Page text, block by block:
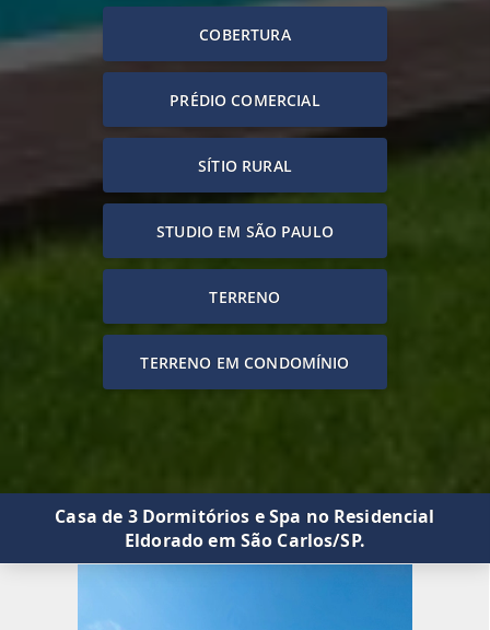
COBERTURA
PRÉDIO COMERCIAL
SÍTIO RURAL
STUDIO EM SÃO PAULO
TERRENO
TERRENO EM CONDOMÍNIO
Casa de 3 Dormitórios e Spa no Residencial
Eldorado em São Carlos/SP.